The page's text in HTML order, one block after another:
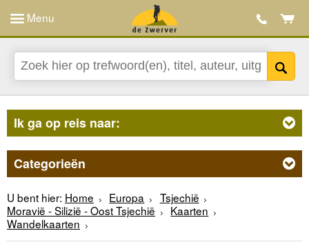
Menu
Ik ga op reis naar:
Categorieën
U bent hier: Home Europa
Tsjechië
Moravië - Silizië - Oost Tsjechië
Kaarten
Wandelkaarten